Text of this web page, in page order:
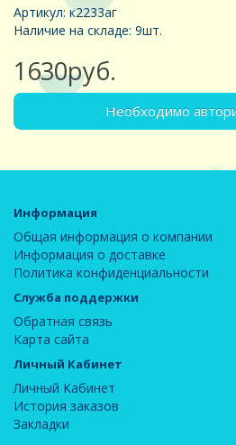
Артикул: к2233аг
Наличие на складе: 9шт.
1630руб.
Необходимо
Информация
Общая информация о компании
Информация о доставке
Политика конфиденциальности
Служба поддержки
Обратная связь
Карта сайта
Личный Кабинет
Личный Кабинет
История заказов
Закладки